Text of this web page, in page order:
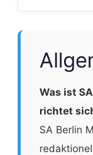
Was ist
richtet
SA Berlin